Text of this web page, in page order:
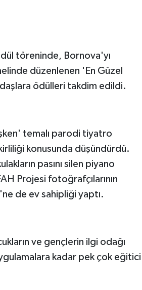
töreninde, Bornova'yı
düzenlenen 'En Güzel
ödülleri takdim edildi.
temalı parodi tiyatro
konusunda düşündürdü.
pasını silen piyano
Projesi fotoğrafçılarının
de ev sahipliği yaptı.
ve gençlerin ilgi odağı
kadar pek çok eğitici